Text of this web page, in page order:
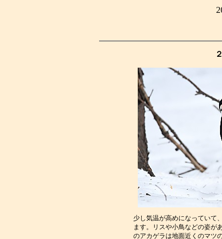
少し気温が高めになっていて
ます。リスや小鳥などの姿が
のアカゲラは地面近くのマツ